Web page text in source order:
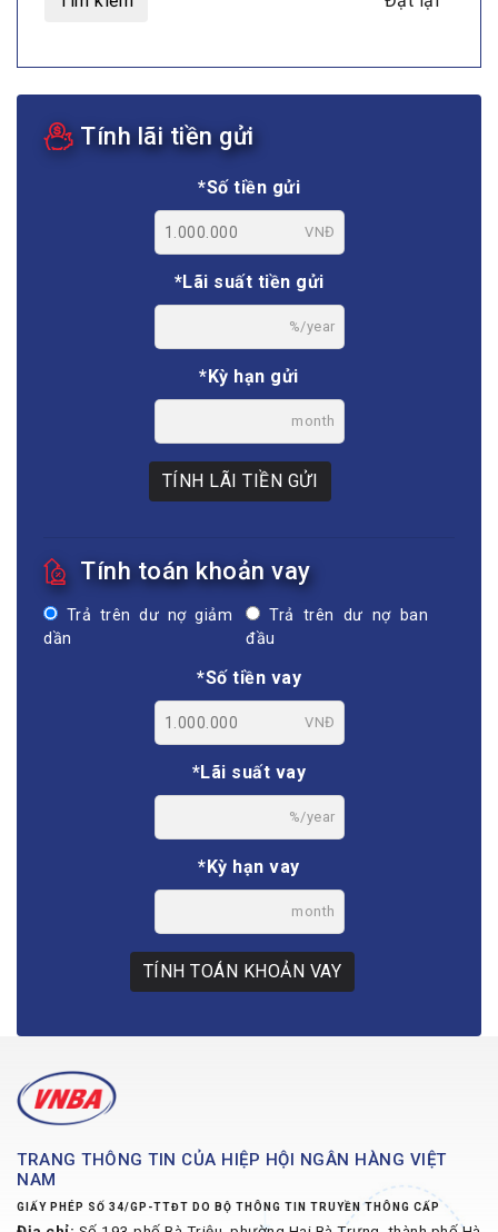
Tính lãi tiền gửi
*Số tiền gửi
VNĐ
*Lãi suất tiền gửi
%/year
*Kỳ hạn gửi
month
TÍNH LÃI TIỀN GỬI
Tính toán khoản vay
Trả trên dư nợ giảm
dần
Trả trên dư nợ ban
đầu
*Số tiền vay
VNĐ
*Lãi suất vay
%/year
*Kỳ hạn vay
month
TÍNH TOÁN KHOẢN VAY
TRANG THÔNG TIN CỦA HIỆP HỘI NGÂN HÀNG VIỆT
NAM
GIẤY PHÉP SỐ 34/GP-TTĐT DO BỘ THÔNG TIN TRUYỀN THÔNG CẤP